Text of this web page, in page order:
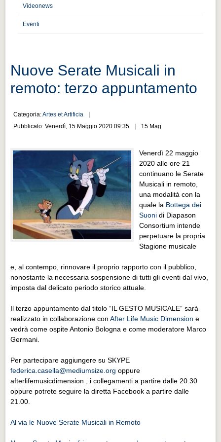
Distretto industriale
Muoversi a Vigevano
Cultura e turismo 4.0
PROGETTI
Progetti Aperti
Progetti Realizzati
Progetti Realizzati
EVENTI
EVENTI
Eventi Vigevano
Eventi Vigevano
Eventi Pavia
Videonews
Eventi
Nuove Serate Musicali in
remoto: terzo appuntamento
Categoria:Artes et Artificia
Pubblicato: Venerdì, 15 Maggio 2020 09:35
15 Mag
Venerdì 22 maggio
2020 alle ore 21
continuano le Serate
Musicali in remoto,
una modalità con la
quale la Bottega dei
Suonidi Diapason
Consortium intende
perpetuare la propria
Stagione musicale
e, al contempo, rinnovare il proprio rapporto con il pubblico,
nonostante la necessaria sospensione di tutti gli eventi dal vivo,
imposta dal delicato periodo storico attuale.
Il terzo appuntamento dal titolo “IL GESTO MUSICALE” sarà
realizzato in collaborazione conAfter Life Music Dimension e
vedrà come ospite Antonio Bologna e come moderatore Marco
Germani.
Per partecipare aggiungere su SKYPE
federica.casella@mediumsize.org oppure
afterlifemusicdimension , i collegamenti a partire dalle 20.30
oppure potrete seguire la diretta Facebook a partire dalle
21.00.
Al via le Nuove Serate Musicali in Remoto